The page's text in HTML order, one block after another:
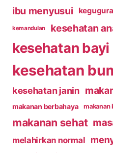
ibu menyusui
kemandulan kesehatan
kesehatan bayi
kesehatan
kesehatan janin
makanan berbahaya makanan
makanan sehat
melahirkan normal